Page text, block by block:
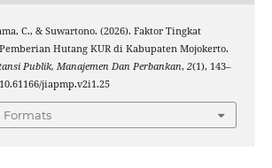
C., & Suwartono. (2026). Faktor Tingkat
Hutang KUR di Kabupaten Mojokerto.
Publik, Manajemen Dan Perbankan, 2(1), 143–
jiapmp.v2i1.25
Formats